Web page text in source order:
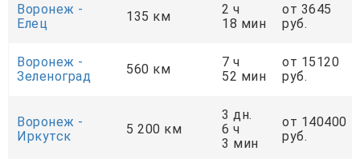
Воронеж -
Елец
135 км
2 ч
18 мин
от 3645
руб.
Воронеж -
Зеленоград
560 км
7 ч
52 мин
от 15120
руб.
Воронеж -
Иркутск
5 200 км
3 дн.
6 ч
3 мин
от 140400
руб.